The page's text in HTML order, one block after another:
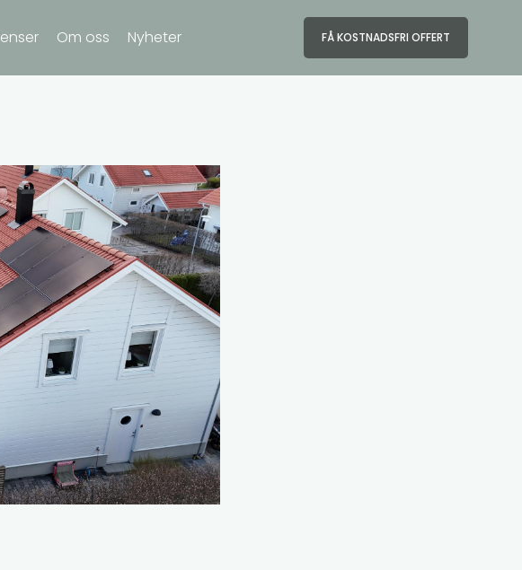
Om oss Nyheter FÅ KOSTNADSFRI OFFERT